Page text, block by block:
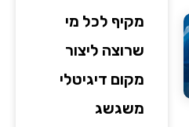
מקיף לכל מי
שרוצה ליצור
מקום דיגיטלי
משגשג